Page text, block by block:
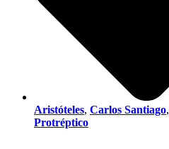
Aristóteles, Carlos Santiago,
Protréptico